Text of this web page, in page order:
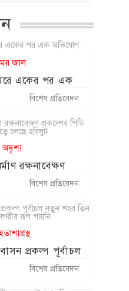
না করার শর্তে
কিশোরী
বন্ধে
এইচএসসি পরীক্ষা
জাল
একের পর এক
বিশেষ প্রতিবেদন
অদৃশ্য
রক্ষনাবেক্ষণ
নেতৃত্বে চলছে হরিলুট
বিশেষ প্রতিবেদন
প্রকল্প পূর্বাচল
নগরীর রূপ
বিশেষ প্রতিবেদন